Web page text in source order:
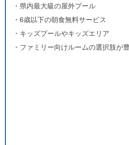
・県内最大級の屋外プール
・6歳以下の朝食無料サービス
・キッズプールやキッズエリア
・ファミリー向けルームの選択肢が